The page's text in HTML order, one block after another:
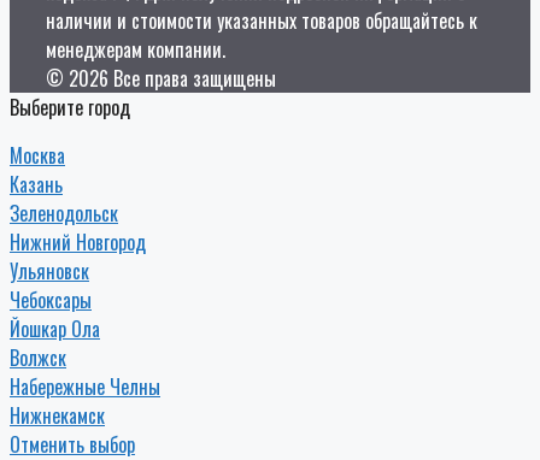
наличии и стоимости указанных товаров обращайтесь к
менеджерам компании.
© 2026 Все права защищены
Выберите город
Москва
Казань
Зеленодольск
Нижний Новгород
Ульяновск
Чебоксары
Йошкар Ола
Волжск
Набережные Челны
Нижнекамск
Отменить выбор